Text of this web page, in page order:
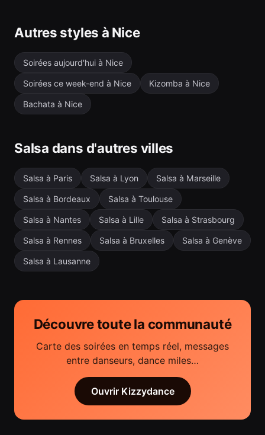
Autres styles à Nice
Soirées aujourd'hui à Nice
Soirées ce week-end à Nice Kizomba à Nice
Bachata à Nice
Salsa dans d'autres villes
Salsa à Paris Salsa à Lyon Salsa à Marseille
Salsa à Bordeaux Salsa à Toulouse
Salsa à Nantes Salsa à Lille Salsa à Strasbourg
Salsa à Rennes Salsa à Bruxelles Salsa à Genève
Salsa à Lausanne
Découvre toute la communauté
Carte des soirées en temps réel, messages
entre danseurs, dance miles…
Ouvrir Kizzydance